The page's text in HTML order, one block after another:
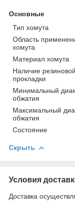
Основные
Тип хомута
Область
хомута
Материал хомута
Наличие резиновой
прокладки
Минимальный
обжатия
Максимальный
обжатия
Состояние
Скрыть
Условия
Доставка